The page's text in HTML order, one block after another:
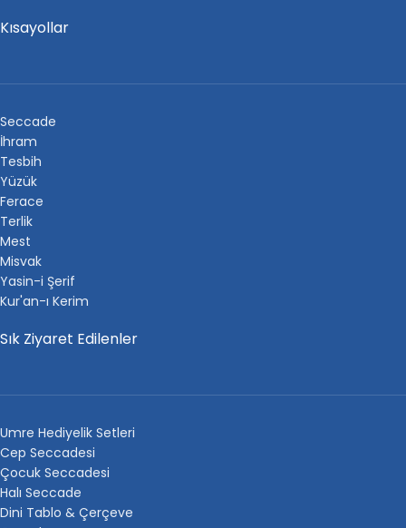
Kısayollar
Seccade
İhram
Tesbih
Yüzük
Ferace
Terlik
Mest
Misvak
Yasin-i Şerif
Kur'an-ı Kerim
Sık Ziyaret Edilenler
Umre Hediyelik Setleri
Cep Seccadesi
Çocuk Seccadesi
Halı Seccade
Dini Tablo & Çerçeve